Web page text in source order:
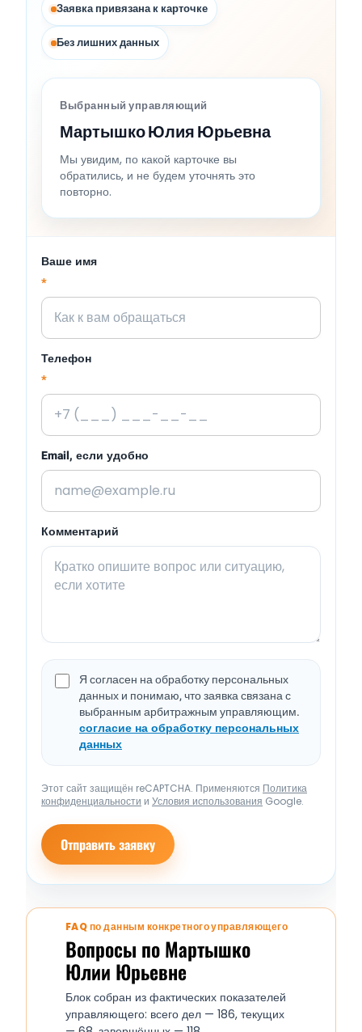
Заявка привязана к карточке
Без лишних данных
Выбранный управляющий
Мартышко Юлия Юрьевна
Мы увидим, по какой карточке вы
обратились, и не будем уточнять это
повторно.
Ваше имя
*
Телефон
*
Email, если удобно
Комментарий
Я согласен на обработку персональных
данных и понимаю, что заявка связана с
выбранным арбитражным управляющим.
согласие на обработку персональных
данных
Этот сайт защищён reCAPTCHA. Применяются Политика
конфиденциальности и Условия использования Google.
Отправить заявку
FAQ по данным конкретного управляющего
Вопросы по Мартышко
Юлии Юрьевне
Блок собран из фактических показателей
управляющего: всего дел — 186, текущих